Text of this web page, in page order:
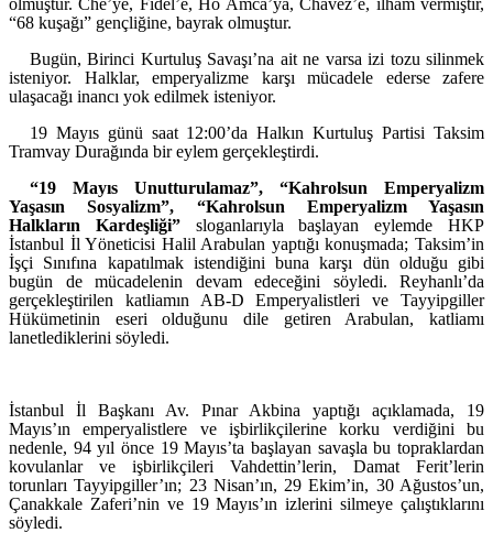
“68 kuşağı” gençliğine, bayrak olmuştur.
Bugün, Birinci Kurtuluş Savaşı’na ait ne varsa izi tozu silinmek
isteniyor. Halklar, emperyalizme karşı mücadele ederse zafere
ulaşacağı inancı yok edilmek isteniyor.
19 Mayıs günü saat 12:00’da Halkın Kurtuluş Partisi Taksim
Tramvay Durağında bir eylem gerçekleştirdi.
“19 Mayıs Unutturulamaz”, “Kahrolsun Emperyalizm
Yaşasın Sosyalizm”, “Kahrolsun Emperyalizm Yaşasın
Halkların Kardeşliği”sloganlarıyla başlayan eylemde HKP
İstanbul İl Yöneticisi Halil Arabulan yaptığı konuşmada; Taksim’in
İşçi Sınıfına kapatılmak istendiğini buna karşı dün olduğu gibi
bugün de mücadelenin devam edeceğini söyledi. Reyhanlı’da
gerçekleştirilen katliamın AB-D Emperyalistleri ve Tayyipgiller
Hükümetinin eseri olduğunu dile getiren Arabulan, katliamı
lanetlediklerini söyledi.
İstanbul İl Başkanı Av. Pınar Akbina yaptığı açıklamada, 19
Mayıs’ın emperyalistlere ve işbirlikçilerine korku verdiğini bu
nedenle, 94 yıl önce 19 Mayıs’ta başlayan savaşla bu topraklardan
kovulanlar ve işbirlikçileri Vahdettin’lerin, Damat Ferit’lerin
torunları Tayyipgiller’ın; 23 Nisan’ın, 29 Ekim’in, 30 Ağustos’un,
Çanakkale Zaferi’nin ve 19 Mayıs’ın izlerini silmeye çalıştıklarını
söyledi.